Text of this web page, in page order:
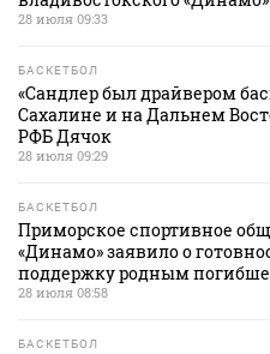
28 июля 09:33
БАСКЕТБОЛ
«Сандлер был драйвером
Сахалине и на Дальнем
РФБ Дячок
28 июля 09:29
БАСКЕТБОЛ
Приморское спортивное
«Динамо» заявило о
поддержку родным
28 июля 08:58
БАСКЕТБОЛ